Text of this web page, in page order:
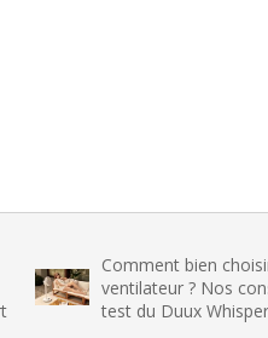
Comment bien choisir son
ventilateur ? Nos conseils et le
test du Duux Whisper Flex 2